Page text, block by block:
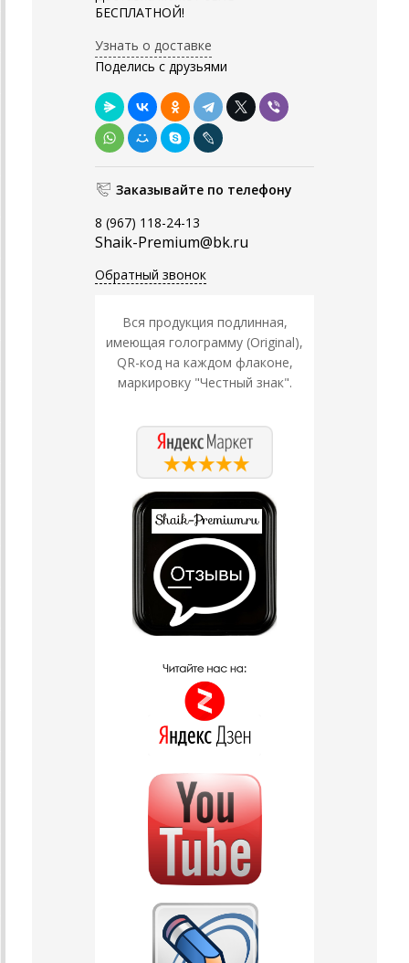
БЕСПЛАТНОЙ!
Узнать о доставке
Поделись с друзьями
Заказывайте по телефону
8 (967) 118-24-13
Shaik-Premium@bk.ru
Обратный звонок
Вся продукция подлинная,
имеющая голограмму (Original),
QR-код на каждом флаконе,
маркировку "Честный знак".